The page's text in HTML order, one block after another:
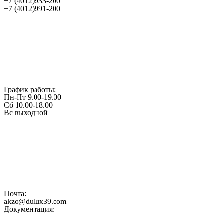
+7 (4012)991-200
График работы:
Пн-Пт 9.00-19.00
Сб 10.00-18.00
Вс выходной
Почта:
akzo@dulux39.com
Документация: